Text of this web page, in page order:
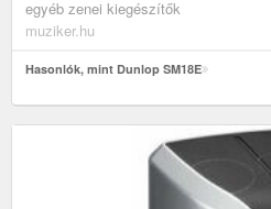
egyéb zenei kiegészítők
muziker.hu
Hasonlók, mint Dunlop SM18E